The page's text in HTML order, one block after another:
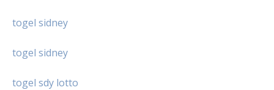
togel sidney
togel sidney
togel sdy lotto